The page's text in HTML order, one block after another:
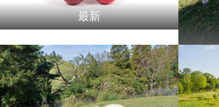
最新